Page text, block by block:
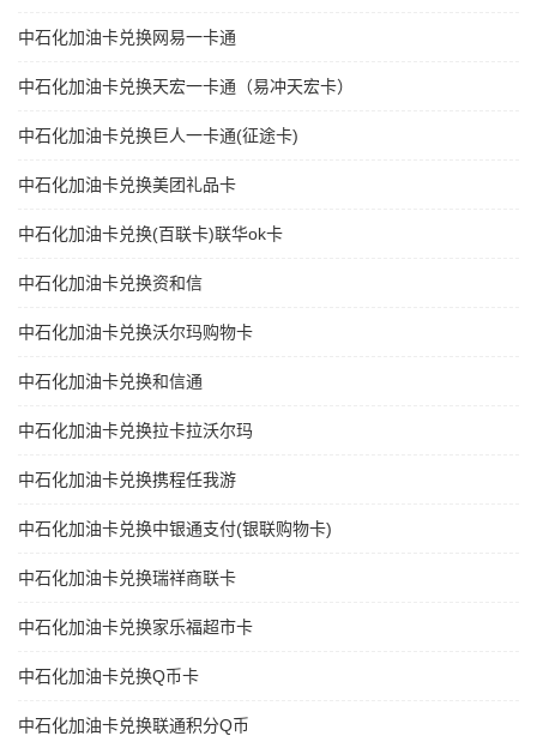
中石化加油卡兑换网易一卡通
中石化加油卡兑换天宏一卡通（易冲天宏卡）
中石化加油卡兑换巨人一卡通(征途卡)
中石化加油卡兑换美团礼品卡
中石化加油卡兑换(百联卡)联华ok卡
中石化加油卡兑换资和信
中石化加油卡兑换沃尔玛购物卡
中石化加油卡兑换和信通
中石化加油卡兑换拉卡拉沃尔玛
中石化加油卡兑换携程任我游
中石化加油卡兑换中银通支付(银联购物卡)
中石化加油卡兑换瑞祥商联卡
中石化加油卡兑换家乐福超市卡
中石化加油卡兑换Q币卡
中石化加油卡兑换联通积分Q币